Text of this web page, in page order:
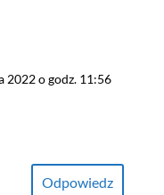
2022 o godz. 11:56
Odpowiedz